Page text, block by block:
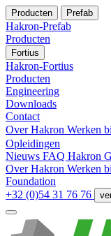
Producten Prefab
Hakron-Prefab
Producten
Fortius
Hakron-Fortius
Producten
Engineering
Downloads
Contact
Over Hakron Werken
Opleidingen
Nieuws FAQ Hakron
Over Hakron Werken
Foundation
+32 (0)54 31 76 76